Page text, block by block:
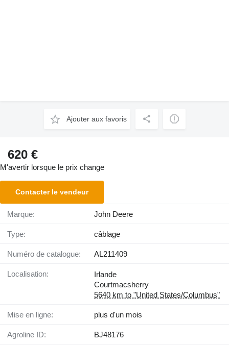
Ajouter aux favoris
620 €
M'avertir lorsque le prix change
Contacter le vendeur
Marque: John Deere
Type: câblage
Numéro de catalogue: AL211409
Localisation:
Irlande
Courtmacsherry
5640 km to "United States/Columbus"
Mise en ligne: plus d'un mois
Agroline ID: BJ48176